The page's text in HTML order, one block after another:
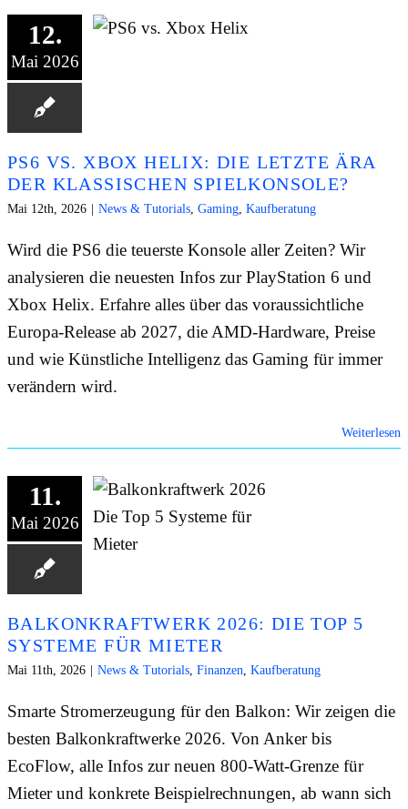
12.
Mai 2026
PS6 VS. XBOX HELIX: DIE LETZTE ÄRA
DER KLASSISCHEN SPIELKONSOLE?
Mai 12th, 2026 | News & Tutorials Gaming Kaufberatung
Wird die PS6 die teuerste Konsole aller Zeiten? Wir
analysieren die neuesten Infos zur PlayStation 6 und
Xbox Helix. Erfahre alles über das voraussichtliche
Europa-Release ab 2027, die AMD-Hardware, Preise
und wie Künstliche Intelligenz das Gaming für immer
verändern wird.
Weiterlesen
11.
Mai 2026
BALKONKRAFTWERK 2026: DIE TOP 5
SYSTEME FÜR MIETER
Mai 11th, 2026 | News & Tutorials Finanzen Kaufberatung
Smarte Stromerzeugung für den Balkon: Wir zeigen die
besten Balkonkraftwerke 2026. Von Anker bis
EcoFlow, alle Infos zur neuen 800-Watt-Grenze für
Mieter und konkrete Beispielrechnungen, ab wann sich